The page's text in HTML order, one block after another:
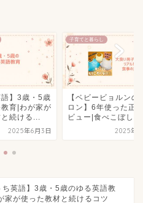
語】3歳・5歳
育|わが家が
続ける...
2025年6月3日
子育てと暮らし
【ベビービョルンの
ロン】6年使った正
ビュー|食べこぼし
2025年5
ち英語】3歳・5歳のゆる英語教
家が使った教材と続けるコツ